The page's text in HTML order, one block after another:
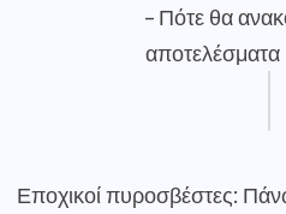
– Πότε θα
αποτελέσματα
Εποχικοί πυροσβέστες: